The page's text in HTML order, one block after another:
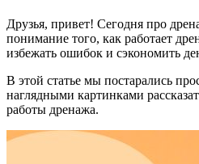
Друзья, привет! Сегодня про
понимание того, как работает
избежать ошибок и сэкономить
В этой статье мы постарались
наглядными картинками
работы дренажа.